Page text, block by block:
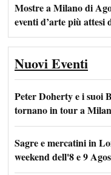
Mostre a Milano di
eventi d’arte più attesi
Nuovi Eventi
Peter Doherty e i suoi
tornano in tour a
Sagre e mercatini in
weekend dell'8 e 9